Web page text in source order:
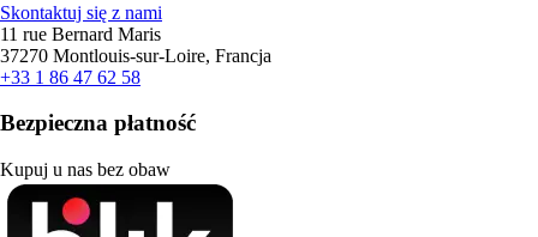
Skontaktuj się z nami
11 rue Bernard Maris
37270 Montlouis-sur-Loire, Francja
+33 1 86 47 62 58
Bezpieczna płatność
Kupuj u nas bez obaw